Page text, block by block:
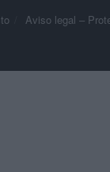
Aviso legal –